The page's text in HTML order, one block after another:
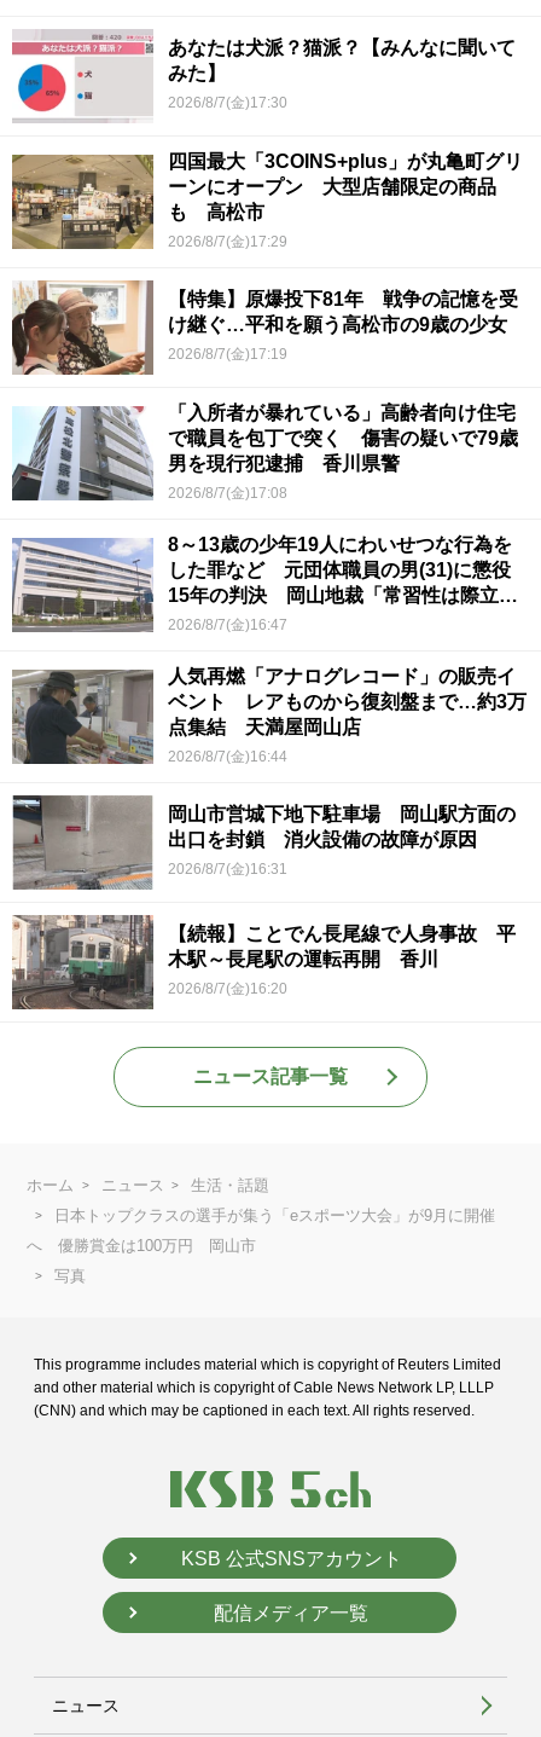
あなたは犬派？猫派？【みんなに聞いて
みた】
2026/8/7(金)17:30
四国最大「3COINS+plus」が丸亀町グリ
ーンにオープン 大型店舗限定の商品
も 高松市
2026/8/7(金)17:29
【特集】原爆投下81年 戦争の記憶を受
け継ぐ…平和を願う高松市の9歳の少女
2026/8/7(金)17:19
「入所者が暴れている」高齢者向け住宅
で職員を包丁で突く 傷害の疑いで79歳
男を現行犯逮捕 香川県警
2026/8/7(金)17:08
8～13歳の少年19人にわいせつな行為を
した罪など 元団体職員の男(31)に懲役
15年の判決 岡山地裁「常習性は際立っ
ていて被害結果も非常に重い」
2026/8/7(金)16:47
人気再燃「アナログレコード」の販売イ
ベント レアものから復刻盤まで…約3万
点集結 天満屋岡山店
2026/8/7(金)16:44
岡山市営城下地下駐車場 岡山駅方面の
出口を封鎖 消火設備の故障が原因
2026/8/7(金)16:31
【続報】ことでん長尾線で人身事故 平
木駅～長尾駅の運転再開 香川
2026/8/7(金)16:20
ニュース記事一覧
ホーム ニュース
生活・話題
日本トップクラスの選手が集う「eスポーツ大会」が9月に開催
へ 優勝賞金は100万円 岡山市
写真
This programme includes material which is copyright of Reuters Limited
and other material which is copyright of Cable News Network LP, LLLP
(CNN) and which may be captioned in each text. All rights reserved.
KSB 公式SNSアカウント
配信メディア一覧
ニュース